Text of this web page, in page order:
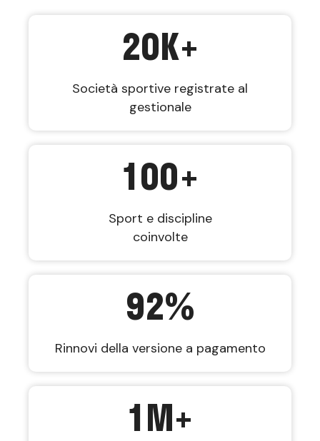
20K+
Società sportive registrate al
gestionale
100+
Sport e discipline
coinvolte
92%
Rinnovi della versione a pagamento
1M+